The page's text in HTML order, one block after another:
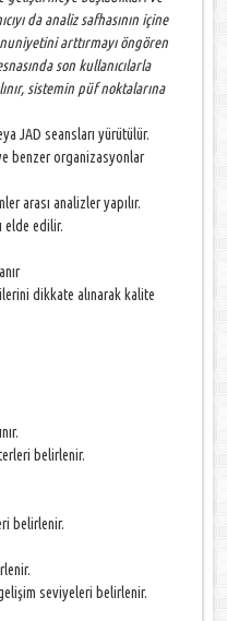
da analiz safhasının içine
arttırmayı öngören
son kullanıcılarla
sistemin püf noktalarına
JAD seansları yürütülür.
benzer organizasyonlar
arası analizler yapılır.
elde edilir.
dikkate alınarak kalite
belirlenir.
belirlenir.
seviyeleri belirlenir.